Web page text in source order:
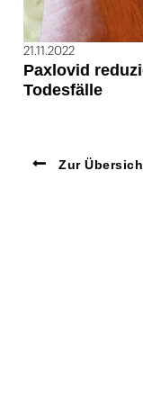
21.11.2022
Paxlovid
Todesfälle
Zur